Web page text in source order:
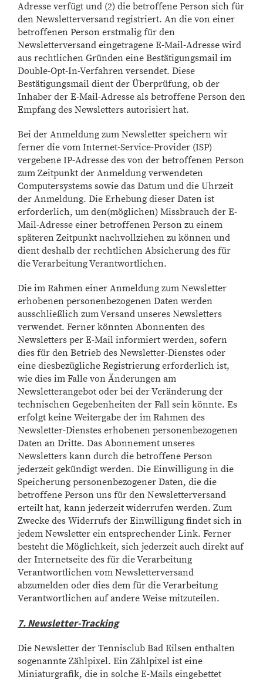
Adresse verfügt und (2) die betroffene Person sich für
den Newsletterversand registriert. An die von einer
betroffenen Person erstmalig für den
Newsletterversand eingetragene E-Mail-Adresse wird
aus rechtlichen Gründen eine Bestätigungsmail im
Double-Opt-In-Verfahren versendet. Diese
Bestätigungsmail dient der Überprüfung, ob der
Inhaber der E-Mail-Adresse als betroffene Person den
Empfang des Newsletters autorisiert hat.
Bei der Anmeldung zum Newsletter speichern wir
ferner die vom Internet-Service-Provider (ISP)
vergebene IP-Adresse des von der betroffenen Person
zum Zeitpunkt der Anmeldung verwendeten
Computersystems sowie das Datum und die Uhrzeit
der Anmeldung. Die Erhebung dieser Daten ist
erforderlich, um den(möglichen) Missbrauch der E-
Mail-Adresse einer betroffenen Person zu einem
späteren Zeitpunkt nachvollziehen zu können und
dient deshalb der rechtlichen Absicherung des für
die Verarbeitung Verantwortlichen.
Die im Rahmen einer Anmeldung zum Newsletter
erhobenen personenbezogenen Daten werden
ausschließlich zum Versand unseres Newsletters
verwendet. Ferner könnten Abonnenten des
Newsletters per E-Mail informiert werden, sofern
dies für den Betrieb des Newsletter-Dienstes oder
eine diesbezügliche Registrierung erforderlich ist,
wie dies im Falle von Änderungen am
Newsletterangebot oder bei der Veränderung der
technischen Gegebenheiten der Fall sein könnte. Es
erfolgt keine Weitergabe der im Rahmen des
Newsletter-Dienstes erhobenen personenbezogenen
Daten an Dritte. Das Abonnement unseres
Newsletters kann durch die betroffene Person
jederzeit gekündigt werden. Die Einwilligung in die
Speicherung personenbezogener Daten, die die
betroffene Person uns für den Newsletterversand
erteilt hat, kann jederzeit widerrufen werden. Zum
Zwecke des Widerrufs der Einwilligung findet sich in
jedem Newsletter ein entsprechender Link. Ferner
besteht die Möglichkeit, sich jederzeit auch direkt auf
der Internetseite des für die Verarbeitung
Verantwortlichen vom Newsletterversand
abzumelden oder dies dem für die Verarbeitung
Verantwortlichen auf andere Weise mitzuteilen.
7. Newsletter-Tracking
Die Newsletter der Tennisclub Bad Eilsen enthalten
sogenannte Zählpixel. Ein Zählpixel ist eine
Miniaturgrafik, die in solche E-Mails eingebettet